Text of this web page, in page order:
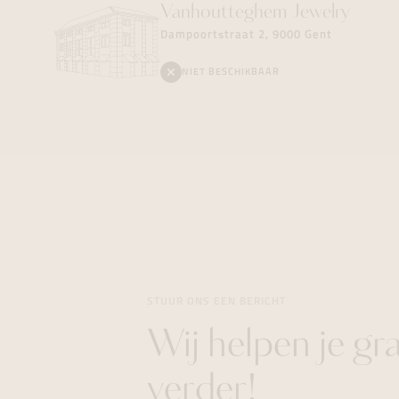
Vanhoutteghem Jewelry
Dampoortstraat 2, 9000 Gent
NIET BESCHIKBAAR
Wij helpen je